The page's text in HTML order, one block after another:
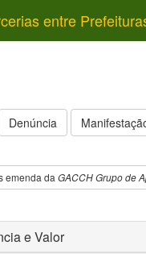
entre
Denúncia
emenda da GACCH Grupo de
e Valor